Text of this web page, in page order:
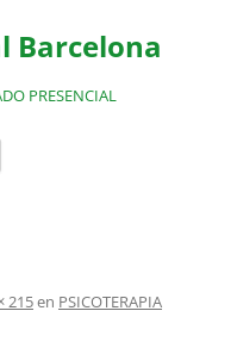
Barcelona
PRESENCIAL
215en PSICOTERAPIA